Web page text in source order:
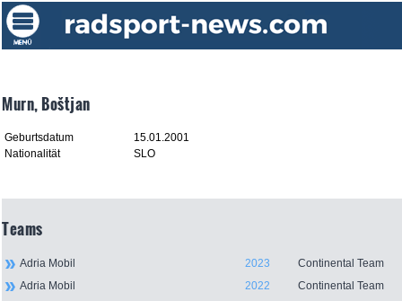
Murn, Boštjan
Geburtsdatum
15.01.2001
Nationalität
SLO
Teams
Adria Mobil 2023
Continental Team
Adria Mobil
2022
Continental Team